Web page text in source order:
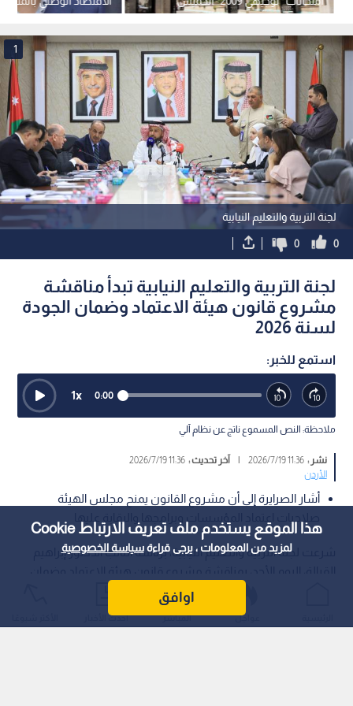
هذا الموقع يستخدم ملف تعريف الارتباط Cookie
لمزيد من المعلومات ، يرجى قراءةسياسة الخصوصية
اوافق
بمشاركة 133 ألف طالب
لجنة التربية والتعليم النيابية
1
0
0
لجنة التربية والتعليم النيابية تبدأ مناقشة
مشروع قانون هيئة الاعتماد وضمان الجودة
لسنة 2026
استمع للخبر:
0:00
1x
ملاحظة: النص المسموع ناتج عن نظام آلي
نشر :11:36 2026/7/19
| آخر تحديث :11:36 2026/7/19
الأردن
أشار الصرايرة إلى أن مشروع القانون يمنح مجلس الهيئة
شرعت لجنة التربية والتعليم النيابية، برئاسة النائب الدكتور إبراهيم
الجودة لسنة 2026، بحضور رئيس هيئة الاعتماد وضمان الجودة
الدكتور ظافر الصرايرة وعدد من المعنيين والمختصين.
عواجل المباشر أحدث الأخبار